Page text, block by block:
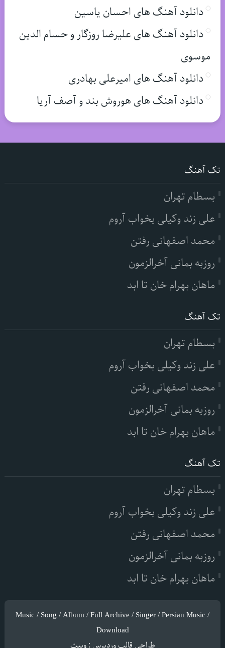
دانلود آهنگ های احسان یاسین
دانلود آهنگ های علیرضا روزگار و حسام الدین
موسوی
دانلود آهنگ های امیرعلی بهادری
دانلود آهنگ های هوروش بند و آصف آریا
تک آهنگ
بسطام تهران
علی زند وکیلی بخواب آروم
محمد اصفهانی رفتن
روزبه بمانی آخرالزمون
ماهان بهرام خان تا ابد
تک آهنگ
بسطام تهران
علی زند وکیلی بخواب آروم
محمد اصفهانی رفتن
روزبه بمانی آخرالزمون
ماهان بهرام خان تا ابد
تک آهنگ
بسطام تهران
علی زند وکیلی بخواب آروم
محمد اصفهانی رفتن
روزبه بمانی آخرالزمون
ماهان بهرام خان تا ابد
Music / Song / Album / Full Archive / Singer / Persian Music /
Download